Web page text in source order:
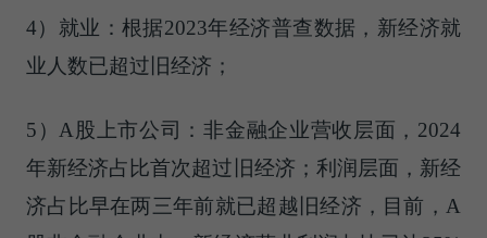
4）就业：根据2023年经济普查数据，新经济就
业人数已超过旧经济；
5）A股上市公司：非金融企业营收层面，2024
年新经济占比首次超过旧经济；利润层面，新经
济占比早在两三年前就已超越旧经济，目前，A